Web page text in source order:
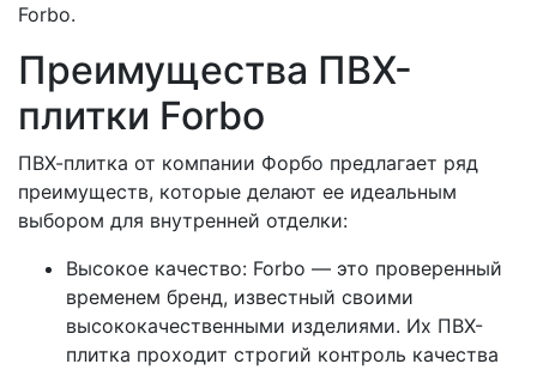
Forbo.
Преимущества ПВХ-
плитки Forbo
ПВХ-плитка от компании Форбо предлагает ряд
преимуществ, которые делают ее идеальным
выбором для внутренней отделки:
Высокое качество: Forbo — это проверенный
временем бренд, известный своими
высококачественными изделиями. Их ПВХ-
плитка проходит строгий контроль качества